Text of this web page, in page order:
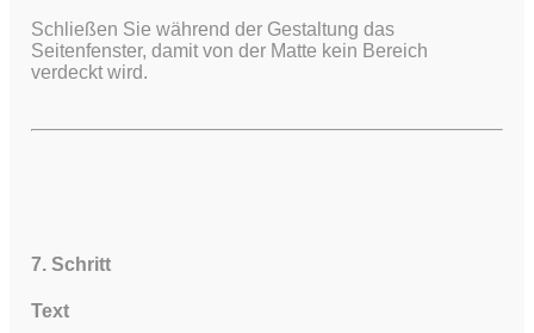
Schließen Sie während der Gestaltung das
Seitenfenster, damit von der Matte kein Bereich
verdeckt wird.
7. Schritt
Text